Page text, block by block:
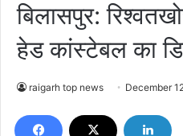
बिलासपुर:
हेड कांस्टेबल का
raigarh top news December